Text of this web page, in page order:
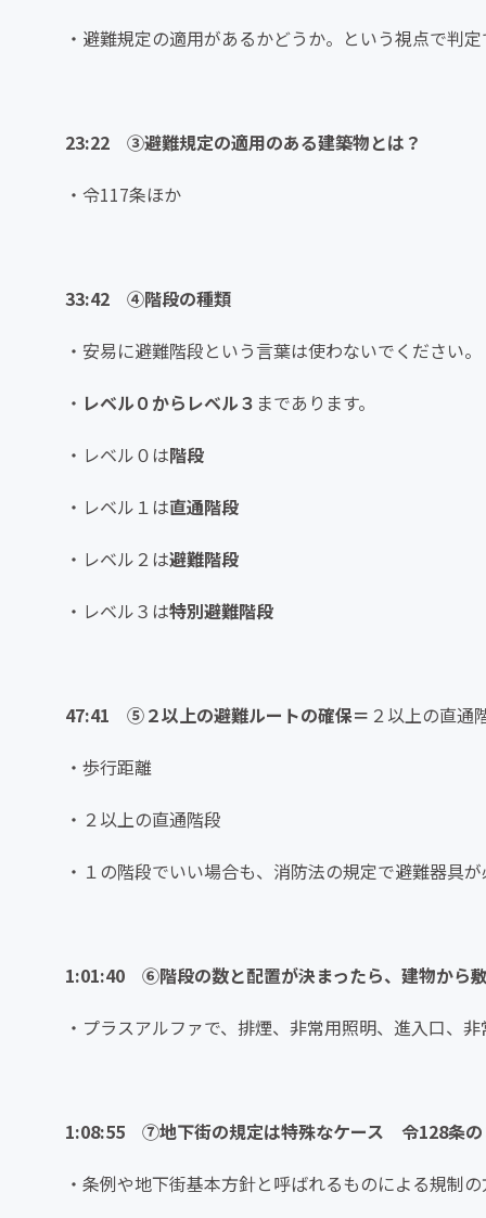
・避難規定の適用があるかどうか。という視点で判定
23:22 ③避難規定の適用のある建築物とは？
・令117条ほか
33:42 ④階段の種類
・安易に避難階段という言葉は使わないでください。
・ レベル０からレベル３ まであります。
・レベル０は階段
・レベル１は直通階段
・レベル２は避難階段
・レベル３は特別避難階段
47:41 ⑤２以上の避難ルートの確保＝ ２以上の直通
・歩行距離
・２以上の直通階段
・１の階段でいい場合も、消防法の規定で避難器具
1:01:40 ⑥階段の数と配置が決まったら、建物から敷
・プラスアルファで、排煙、非常用照明、進入口、非
1:08:55 ⑦地下街の規定は特殊なケース 令128条の
・条例や地下街基本方針と呼ばれるものによる規制の